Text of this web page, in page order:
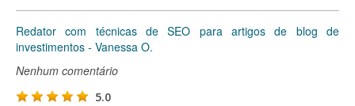
Redator com técnicas de SEO para artigos de blog de
investimentos - Vanessa O.
Nenhum comentário
5.0